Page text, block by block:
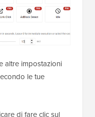
altre impostazioni
le tue
di fare clic sul